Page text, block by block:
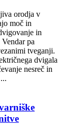
orodja v
moč in
in
pa
tveganji.
dvigala
nesreč in